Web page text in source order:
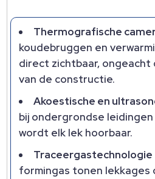
Thermografische
koudebruggen en
direct zichtbaar,
van de constructie.​
Akoestische en
bij ondergrondse
wordt elk lek hoorbaar.​
Traceergastechnologie
formingas tonen lekkages